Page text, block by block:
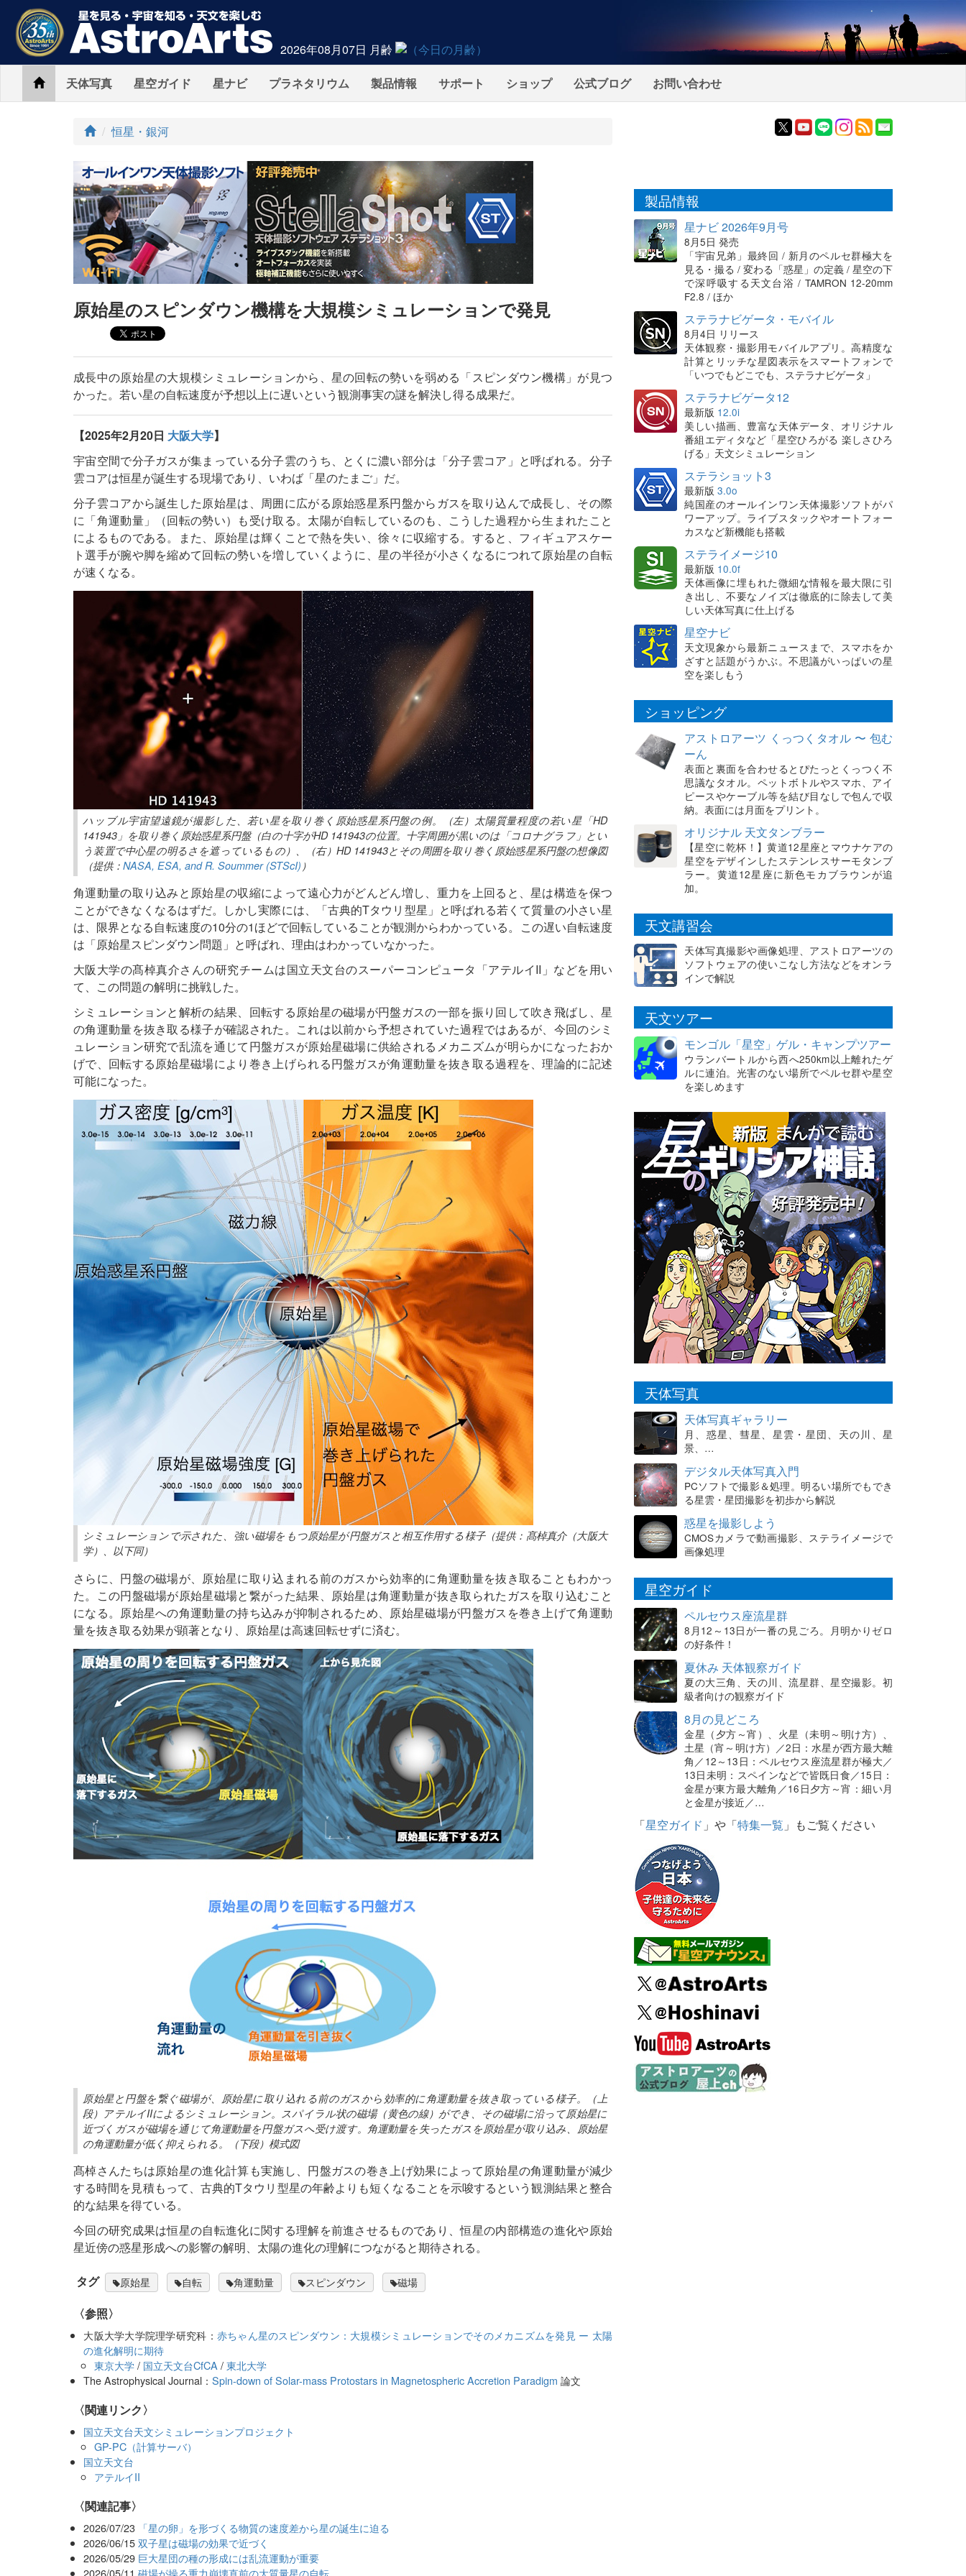
2026年08月07日 月齢
Home天体写真 星空ガイド 星ナビ プラネタリウム 製品情報 サポート ショップ 公式ブログ お問い合わせ
ト 恒星・銀河
原始星のスピンダウン機構を大規模シミュレーションで発見
成長中の原始星の大規模シミュレーションから、星の回転の勢いを弱める「スピンダウン機構」が見つ
かった。若い星の自転速度が予想以上に遅いという観測事実の謎を解決し得る成果だ。
【2025年2月20日 大阪大学】
宇宙空間で分子ガスが集まっている分子雲のうち、とくに濃い部分は「分子雲コア」と呼ばれる。分子
雲コアは恒星が誕生する現場であり、いわば「星のたまご」だ。
分子雲コアから誕生した原始星は、周囲に広がる原始惑星系円盤からガスを取り込んで成長し、その際
に「角運動量」（回転の勢い）も受け取る。太陽が自転しているのも、こうした過程から生まれたこと
によるものである。また、原始星は輝くことで熱を失い、徐々に収縮する。すると、フィギュアスケー
ト選手が腕や脚を縮めて回転の勢いを増していくように、星の半径が小さくなるにつれて原始星の自転
が速くなる。
ハッブル宇宙望遠鏡が撮影した、若い星を取り巻く原始惑星系円盤の例。（左）太陽質量程度の若い星「HD
141943」を取り巻く原始惑星系円盤（白の十字がHD 141943の位置。十字周囲が黒いのは「コロナグラフ」とい
う装置で中心星の明るさを遮っているもの）、（右）HD 141943とその周囲を取り巻く原始惑星系円盤の想像図
（提供：NASA, ESA, and R. Soummer (STScI) ）
角運動量の取り込みと原始星の収縮によって遠心力がどんどん増し、重力を上回ると、星は構造を保つ
ことができなくなるはずだ。しかし実際には、「古典的Tタウリ型星」と呼ばれる若くて質量の小さい星
は、限界となる自転速度の10分の1ほどで回転していることが観測からわかっている。この遅い自転速度
は「原始星スピンダウン問題」と呼ばれ、理由はわかっていなかった。
大阪大学の髙棹真介さんの研究チームは国立天文台のスーパーコンピュータ「アテルイII」などを用い
て、この問題の解明に挑戦した。
シミュレーションと解析の結果、回転する原始星の磁場が円盤ガスの一部を振り回して吹き飛ばし、星
の角運動量を抜き取る様子が確認された。これは以前から予想されていた過程ではあるが、今回のシミ
ュレーション研究で乱流を通じて円盤ガスが原始星磁場に供給されるメカニズムが明らかになったおか
げで、回転する原始星磁場により巻き上げられる円盤ガスが角運動量を抜き取る過程を、理論的に記述
可能になった。
シミュレーションで示された、強い磁場をもつ原始星が円盤ガスと相互作用する様子（提供：髙棹真介（大阪大
学）、以下同）
さらに、円盤の磁場が、原始星に取り込まれる前のガスから効率的に角運動量を抜き取ることもわかっ
た。この円盤磁場が原始星磁場と繋がった結果、原始星は角運動量が抜き取られたガスを取り込むこと
になる。原始星への角運動量の持ち込みが抑制されるため、原始星磁場が円盤ガスを巻き上げて角運動
量を抜き取る効果が顕著となり、原始星は高速回転せずに済む。
原始星と円盤を繋ぐ磁場が、原始星に取り込れる前のガスから効率的に角運動量を抜き取っている様子。（上
段）アテルイIIによるシミュレーション。スパイラル状の磁場（黄色の線）ができ、その磁場に沿って原始星に
近づくガスが磁場を通じて角運動量を円盤ガスへ受け渡す。角運動量を失ったガスを原始星が取り込み、原始星
の角運動量が低く抑えられる。（下段）模式図
髙棹さんたちは原始星の進化計算も実施し、円盤ガスの巻き上げ効果によって原始星の角運動量が減少
する時間を見積もって、古典的Tタウリ型星の年齢よりも短くなることを示唆するという観測結果と整合
的な結果を得ている。
今回の研究成果は恒星の自転進化に関する理解を前進させるものであり、恒星の内部構造の進化や原始
星近傍の惑星形成への影響の解明、太陽の進化の理解につながると期待される。
タグ 原始星 自転 角運動量 スピンダウン 磁場
〈参照〉
大阪大学大学院理学研究科： 赤ちゃん星のスピンダウン：大規模シミュレーションでそのメカニズムを発見 ー 太陽
の進化解明に期待
東京大学/ 国立天文台CfCA/東北大学
The Astrophysical Journal：Spin-down of Solar-mass Protostars in Magnetospheric Accretion Paradigm 論文
〈関連リンク〉
国立天文台天文シミュレーションプロジェクト
GP-PC（計算サーバ）
国立天文台
アテルイII
関連記事
2026/07/23 「星の卵」を形づくる物質の速度差から星の誕生に迫る
2026/06/15 双子星は磁場の効果で近づく
2026/05/29 巨大星団の種の形成には乱流運動が重要
製品情報
星ナビ 2026年9月号
8月5日 発売
「宇宙兄弟」最終回 / 新月のペルセ群極大を
見る・撮る / 変わる「惑星」の定義 / 星空の下
で深呼吸する天文台浴 / TAMRON 12-20mm
F2.8 / ほか
ステラナビゲータ・モバイル
8月4日 リリース
天体観察・撮影用モバイルアプリ。高精度な
計算とリッチな星図表示をスマートフォンで
「いつでもどこでも、ステラナビゲータ」
ステラナビゲータ12
最新版 12.0i
美しい描画、豊富な天体データ、オリジナル
番組エディタなど「星空ひろがる 楽しさひろ
げる」天文シミュレーション
ステラショット3
最新版 3.0o
純国産のオールインワン天体撮影ソフトがパ
ワーアップ。ライブスタックやオートフォー
カスなど新機能も搭載
ステライメージ10
最新版 10.0f
天体画像に埋もれた微細な情報を最大限に引
き出し、不要なノイズは徹底的に除去して美
しい天体写真に仕上げる
星空ナビ
天文現象から最新ニュースまで、スマホをか
ざすと話題がうかぶ。不思議がいっぱいの星
空を楽しもう
ショッピング
アストロアーツ くっつくタオル 〜 包む
ーん
表面と裏面を合わせるとぴたっとくっつく不
思議なタオル。ペットボトルやスマホ、アイ
ピースやケーブル等を結び目なしで包んで収
納。表面には月面をプリント。
オリジナル 天文タンブラー
【星空に乾杯！】黄道12星座とマウナケアの
星空をデザインしたステンレスサーモタンブ
ラー。黄道12星座に新色モカブラウンが追
加。
天文講習会
天体写真撮影や画像処理、アストロアーツの
ソフトウェアの使いこなし方法などをオンラ
インで解説
天文ツアー
モンゴル「星空」ゲル・キャンプツアー
ウランバートルから西へ250km以上離れたゲ
ルに連泊。光害のない場所でペルセ群や星空
を楽しめます
天体写真
天体写真ギャラリー
月、惑星、彗星、星雲・星団、天の川、星
景、…
デジタル天体写真入門
PCソフトで撮影＆処理。明るい場所でもでき
る星雲・星団撮影を初歩から解説
惑星を撮影しよう
CMOSカメラで動画撮影、ステライメージで
画像処理
星空ガイド
ペルセウス座流星群
8月12～13日が一番の見ごろ。月明かりゼロ
の好条件！
夏休み 天体観察ガイド
夏の大三角、天の川、流星群、星空撮影。初
級者向けの観察ガイド
8月の見どころ
金星（夕方～宵）、火星（未明～明け方）、
土星（宵～明け方）／2日：水星が西方最大離
角／12～13日：ペルセウス座流星群が極大／
13日未明：スペインなどで皆既日食／15日：
金星が東方最大離角／16日夕方～宵：細い月
と金星が接近／…
「星空ガイド 」や「特集一覧 」もご覧ください